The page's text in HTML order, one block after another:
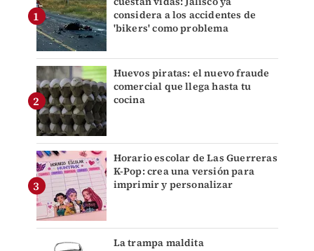
considera a los accidentes de
'bikers' como problema
Huevos piratas: el nuevo fraude
comercial que llega hasta tu
cocina
Horario escolar de Las Guerreras
K-Pop: crea una versión para
imprimir y personalizar
La trampa maldita